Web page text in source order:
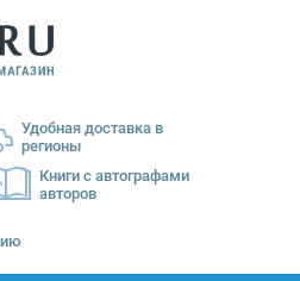
Удобная доставка в
регионы
Книги с автографами
авторов